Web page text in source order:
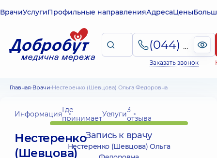
ВрачиУслугиПрофильные направленияАдресаЦены
(044) 495-2-888
Заказать звонок
Главная Врачи Нестеренко (Шевцова) Ольга Федоровна
ИнформацияГде
принимаетУслуги3
отзыва
Нестеренко
(Шевцова)
Запись к врачу
Нестеренко (Шевцова) Ольга